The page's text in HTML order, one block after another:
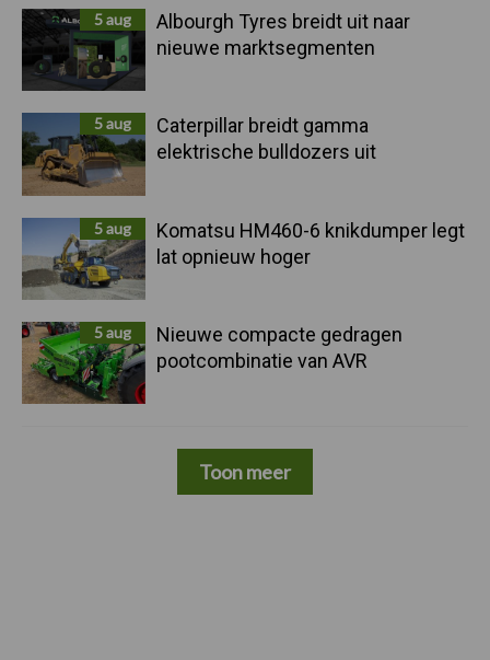
5 aug
Albourgh Tyres breidt uit naar
nieuwe marktsegmenten
5 aug
Caterpillar breidt gamma
elektrische bulldozers uit
5 aug
Komatsu HM460-6 knikdumper legt
lat opnieuw hoger
5 aug
Nieuwe compacte gedragen
pootcombinatie van AVR
Toon meer